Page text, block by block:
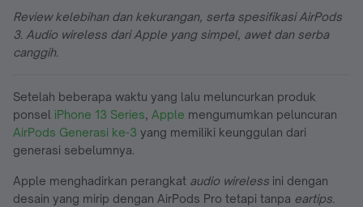
Review kelebihan dan kekurangan, serta spesifikasi AirPods
3. Audio wireless dari Apple yang simpel, awet dan serba
canggih.
Setelah beberapa waktu yang lalu meluncurkan produk
ponsel iPhone 13 Series, Apple mengumumkan peluncuran
AirPods Generasi ke-3 yang memiliki keunggulan dari
generasi sebelumnya.
Apple menghadirkan perangkat audio wireless ini dengan
desain yang mirip dengan AirPods Pro tetapi tanpa eartips.